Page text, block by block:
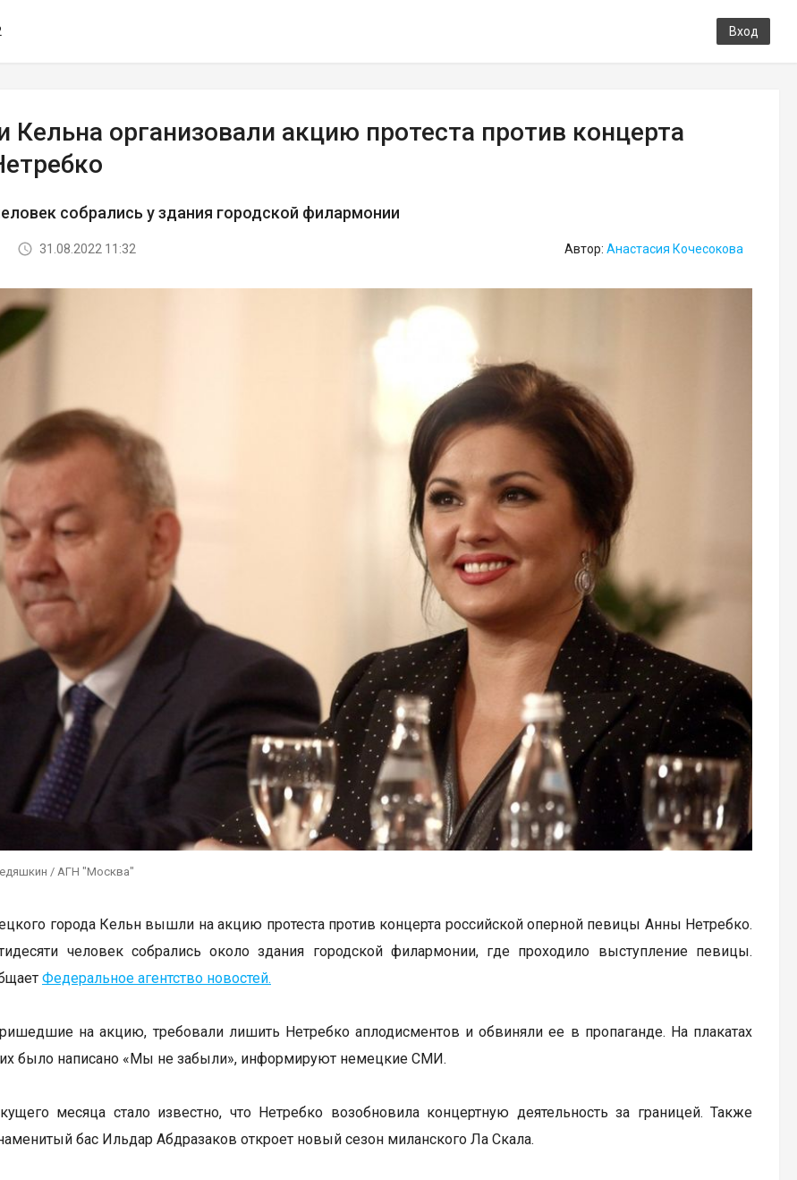
Вход
Кельна организовали акцию протеста против концерта
собрались у здания городской филармонии
31.08.2022 11:32 Автор: Анастасия Кочесокова
/ АГН "Москва"
города Кельн вышли на акцию протеста против концерта российской оперной певицы Анны Нетребко.
человек собрались около здания городской филармонии, где проходило выступление певицы.
Федеральное агентство новостей.
на акцию, требовали лишить Нетребко аплодисментов и обвиняли ее в пропаганде. На плакатах
было написано «Мы не забыли», информируют немецкие СМИ.
месяца стало известно, что Нетребко возобновила концертную деятельность за границей. Также
бас Ильдар Абдразаков откроет новый сезон миланского Ла Скала.